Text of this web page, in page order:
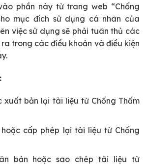
phần này từ trang web “Chống
mục đích sử dụng cá nhân của
việc sử dụng sẽ phải tuân thủ các
trong các điều khoản và điều kiện
xuất bản lại tài liệu từ Chống Thấm
cấp phép lại tài liệu từ Chống
bản hoặc sao chép tài liệu từ